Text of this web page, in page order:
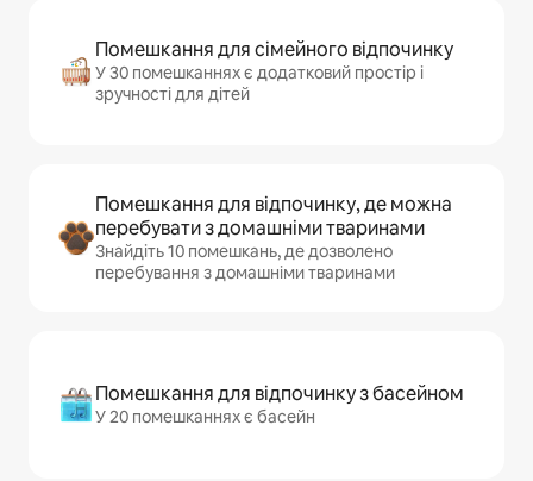
Помешкання для сімейного відпочинку
У 30 помешканнях є додатковий простір і
зручності для дітей
Помешкання для відпочинку, де можна
перебувати з домашніми тваринами
Знайдіть 10 помешкань, де дозволено
перебування з домашніми тваринами
Помешкання для відпочинку з басейном
У 20 помешканнях є басейн